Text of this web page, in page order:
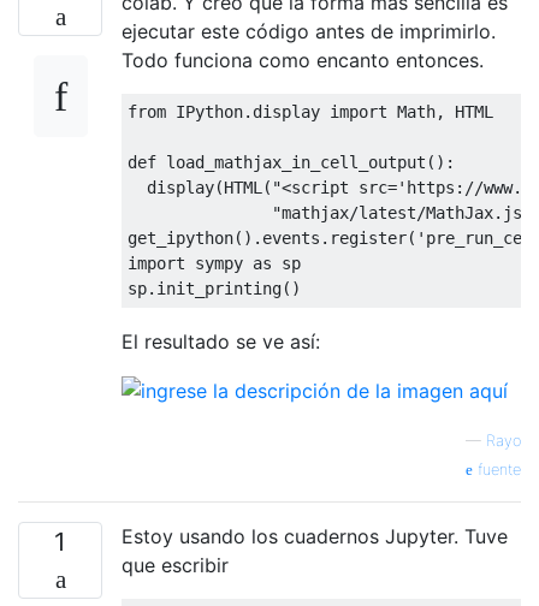
ejecutar este código antes de imprimirlo.
Todo funciona como encanto entonces.
from IPython.display import Math, HTML
def load_mathjax_in_cell_output () :
  display
(HTML ( "<script src='https://
"mathjax/latest/
get_ipython() .events.register(
import sympy as sp
sp.init_printing()
El resultado se ve así:
— Rayo
fuente
1
Estoy usando los cuadernos Jupyter. Tuve
que escribir